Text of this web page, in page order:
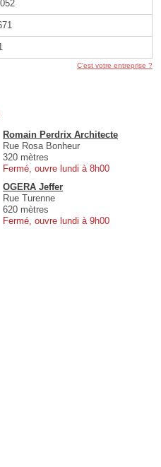
C'est votre entreprise ?
Romain Perdrix Architecte
Rue Rosa Bonheur
320 mètres
Fermé, ouvre lundi à 8h00
OGERA Jeffer
Rue Turenne
620 mètres
Fermé, ouvre lundi à 9h00